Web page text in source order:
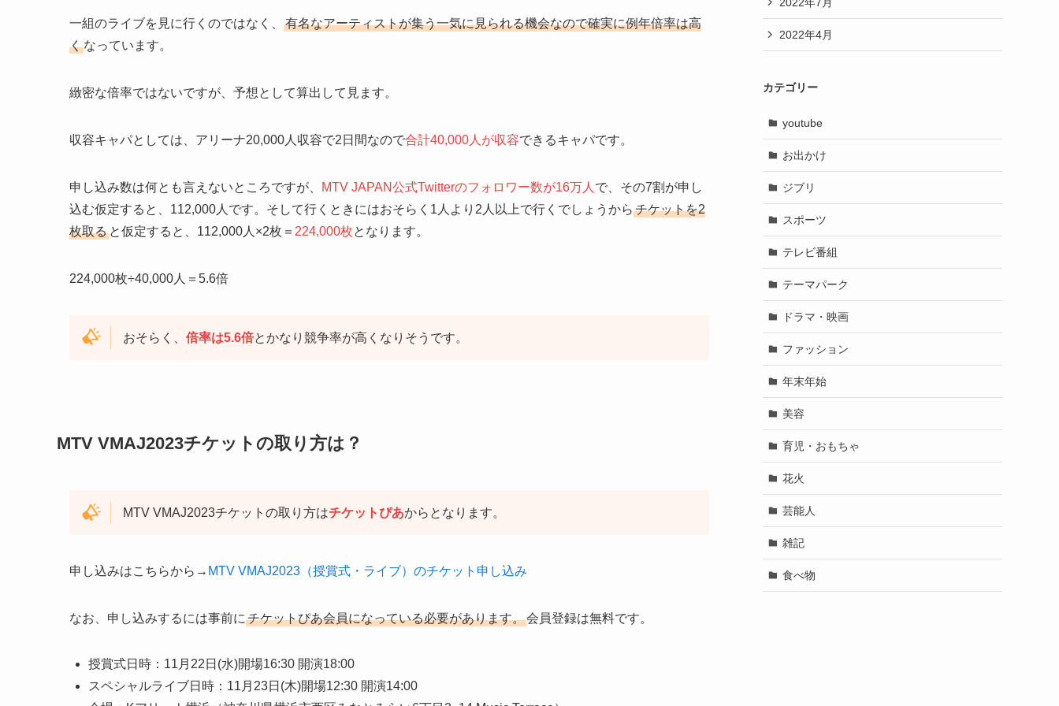
一組のライブを見に行くのではなく、
有名なアーティストが集う一気に見られる機会なので確実に例年倍率は高
くなっています。
緻密な倍率ではないですが、予想として算出して見ます。
収容キャパとしては、アリーナ20,000人収容で2日間なので合計40,000人が収容できるキャパです。
申し込み数は何とも言えないところですが、 MTV JAPAN公式Twitterのフォロワー数が16万人 で、その7割が申し
込む仮定すると、112,000人です。そして行くときにはおそらく1人より2人以上で行くでしょうから チケットを2
枚取る と仮定すると、112,000人×2枚＝ 224,000枚となります。
224,000枚÷40,000人＝5.6倍
おそらく、 倍率は5.6倍とかなり競争率が高くなりそうです。
MTV VMAJ2023チケットの取り方は？
MTV VMAJ2023チケットの取り方はチケットぴあからとなります。
申し込みはこちらから→ MTV VMAJ2023（授賞式・ライブ）のチケット申し込み
なお、申し込みするには事前に チケットぴあ会員になっている必要があります。会員登録は無料です。
授賞式日時：11月22日(水)開場16:30 開演18:00
スペシャルライブ日時：11月23日(木)開場12:30 開演14:00
2022年4月
カテゴリー
youtube
お出かけ
ジブリ
スポーツ
テレビ番組
テーマパーク
ドラマ・映画
ファッション
年末年始
美容
育児・おもちゃ
花火
芸能人
雑記
食べ物